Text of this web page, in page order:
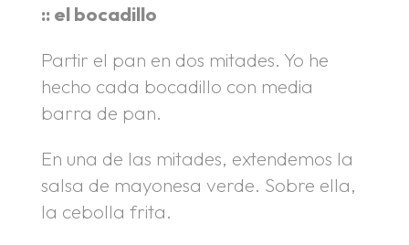
:: el bocadillo
Partir el pan en dos mitades. Yo he
hecho cada bocadillo con media
barra de pan.
En una de las mitades, extendemos la
salsa de mayonesa verde. Sobre ella,
la cebolla frita.